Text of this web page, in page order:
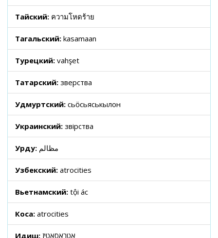
Тайский: ความโหดร้าย
Тагальский: kasamaan
Турецкий: vahşet
Татарский: зверства
Удмуртский: сьӧсьяськылон
Украинский: звірства
Урду: مظالم
Узбекский: atrocities
Вьетнамский: tội ác
Коса: atrocities
Идиш: אַטראַסאַטיז